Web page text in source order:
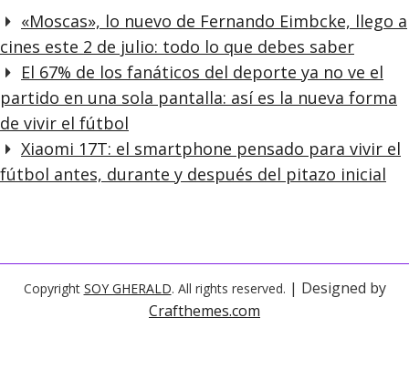
«Moscas», lo nuevo de Fernando Eimbcke, llego a
cines este 2 de julio: todo lo que debes saber
El 67% de los fanáticos del deporte ya no ve el
partido en una sola pantalla: así es la nueva forma
de vivir el fútbol
Xiaomi 17T: el smartphone pensado para vivir el
fútbol antes, durante y después del pitazo inicial
Copyright SOY GHERALD. All rights reserved. | Designed by
Crafthemes.com